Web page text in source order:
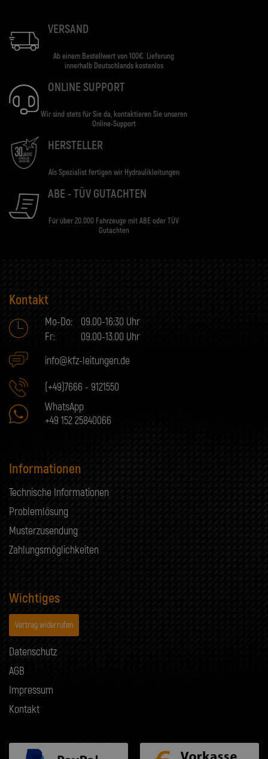
VERSAND
Ab einem Bestellwert von 100€. Lieferung
innerhalb Deutschlands kostenlos
ONLINE SUPPORT
Wir sind stets für Sie da, kontaktieren Sie unseren
Online-Support
HERSTELLER
Als Spezialist fertigen wir Hydraulikleitungen
ABE - TÜV GUTACHTEN
Für über 20.000 Fahrzeuge mit ABE oder TÜV
Gutachten
Kontakt
Mo-Do:
09.00-16:30 Uhr
Fr:
09.00-13.00 Uhr
info@kfz-leitungen.de
(+49)7666 - 9121550
WhatsApp
+49 152 25840066
Informationen
Technische Informationen
Problemlösung
Musterzusendung
Zahlungsmöglichkeiten
Wichtiges
Vertrag widerrufen
Datenschutz
AGB
Impressum
Kontakt